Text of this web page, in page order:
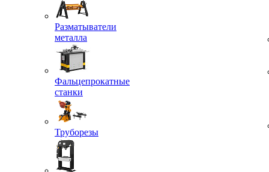
Разматыватели
металла
Фальцепрокатные
станки
Труборезы